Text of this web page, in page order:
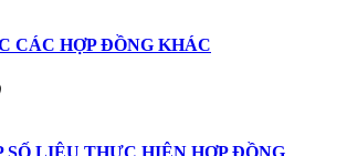
CÁC HỢP ĐỒNG KHÁC
SỐ LIỆU THỰC HIỆN HỢP ĐỒNG